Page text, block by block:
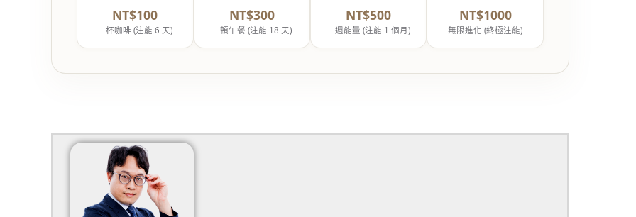
NT$100
一杯咖啡 (注能 6 天)
NT$300
一頓午餐 (注能 18 天)
NT$500
一週能量 (注能 1 個月)
NT$1000
無限進化 (終極注能)